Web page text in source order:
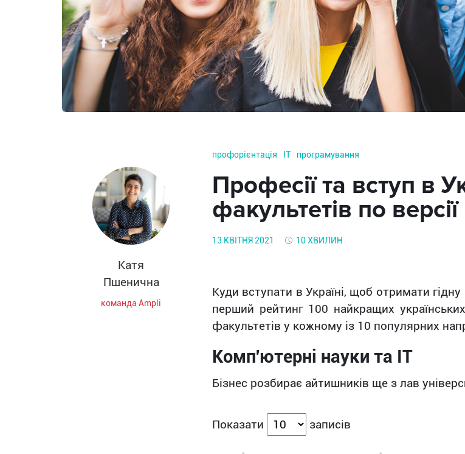
Катя
Пшенична
команда Ampli
профорієнтація IT програмування
Професії та вступ в
факультетів по
13 КВІТНЯ 2021 10 ХВИЛИН
Куди вступати в Україні, щоб отримати
перший рейтинг 100 найкращих
факультетів у кожному із 10 популярних
Комп'ютерні науки та IT
Бізнес розбирає айтишників ще з лав
Показати записів